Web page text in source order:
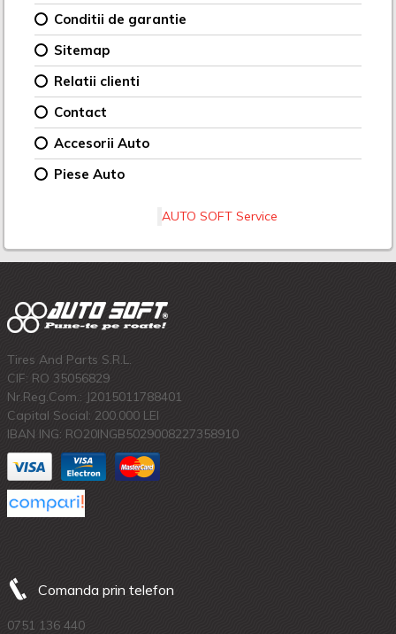
Conditii de garantie
Sitemap
Relatii clienti
Contact
Accesorii Auto
Piese Auto
AUTO SOFT Service
Tires And Parts S.R.L.
CIF: RO 35056829
Nr.Reg.Com.: J2015011788401
Capital Social: 200.000 LEI
IBAN ING: RO20INGB5029008227358910
Comanda prin telefon
0751 136 440